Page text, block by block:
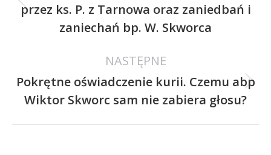
Poprzedni
wpis:
przez ks. P. z Tarnowa oraz zaniedbań i
zaniechań bp. W. Skworca
NASTĘPNE
Następny
wpis:
Pokrętne oświadczenie kurii. Czemu abp
Wiktor Skworc sam nie zabiera głosu?